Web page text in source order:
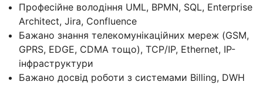
Професійне володіння UML, BPMN, SQL, Enterprise
Architect, Jira, Confluence
Бажано знання телекомунікаційних мереж (GSM,
GPRS, EDGE, CDMA тощо), TCP/IP, Ethernet, IP-
інфраструктури
Бажано досвід роботи з системами Billing, DWH